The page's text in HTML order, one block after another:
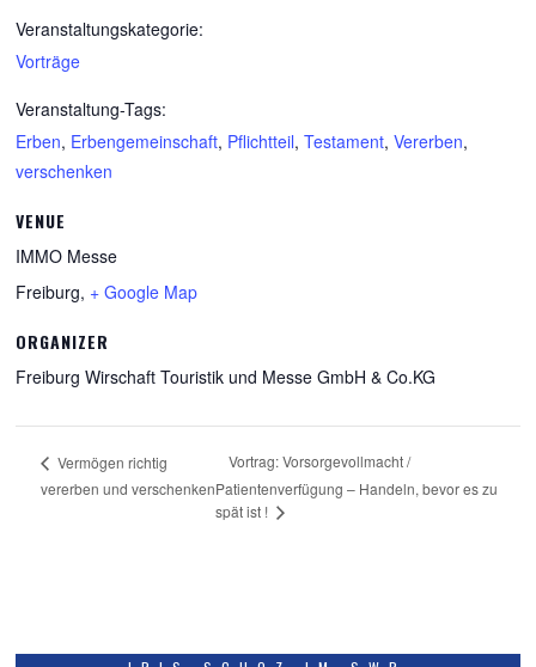
Veranstaltungskategorie:
Vorträge
Veranstaltung-Tags:
Erben, Erbengemeinschaft, Pflichtteil,Testament,Vererben,
verschenken
VENUE
IMMO Messe
Freiburg, + Google Map
ORGANIZER
Freiburg Wirschaft Touristik und Messe GmbH & Co.KG
Vermögen richtig
vererben und verschenken
Vortrag: Vorsorgevollmacht /
Patientenverfügung – Handeln, bevor es zu
spät ist !